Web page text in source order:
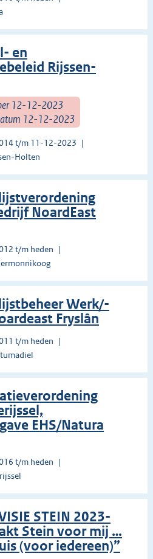
en
Rijssen-
12-12-2023
12-12-2023
t/m 11-12-2023
Holten
NoardEast
t/m heden
Werk/-
Fryslân
t/m heden
EHS/Natura
t/m heden
STEIN 2023-
Stein voor mij …
(voor iedereen)”